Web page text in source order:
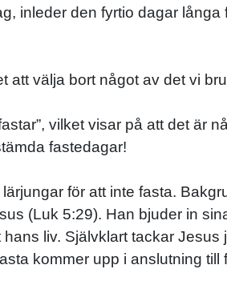
inleder den fyrtio dagar
att välja bort något av det vi
vilket visar på att det är
fastedagar!
för att inte fasta.
(Luk 5:29). Han bjuder in
liv. Självklart tackar
kommer upp i anslutning